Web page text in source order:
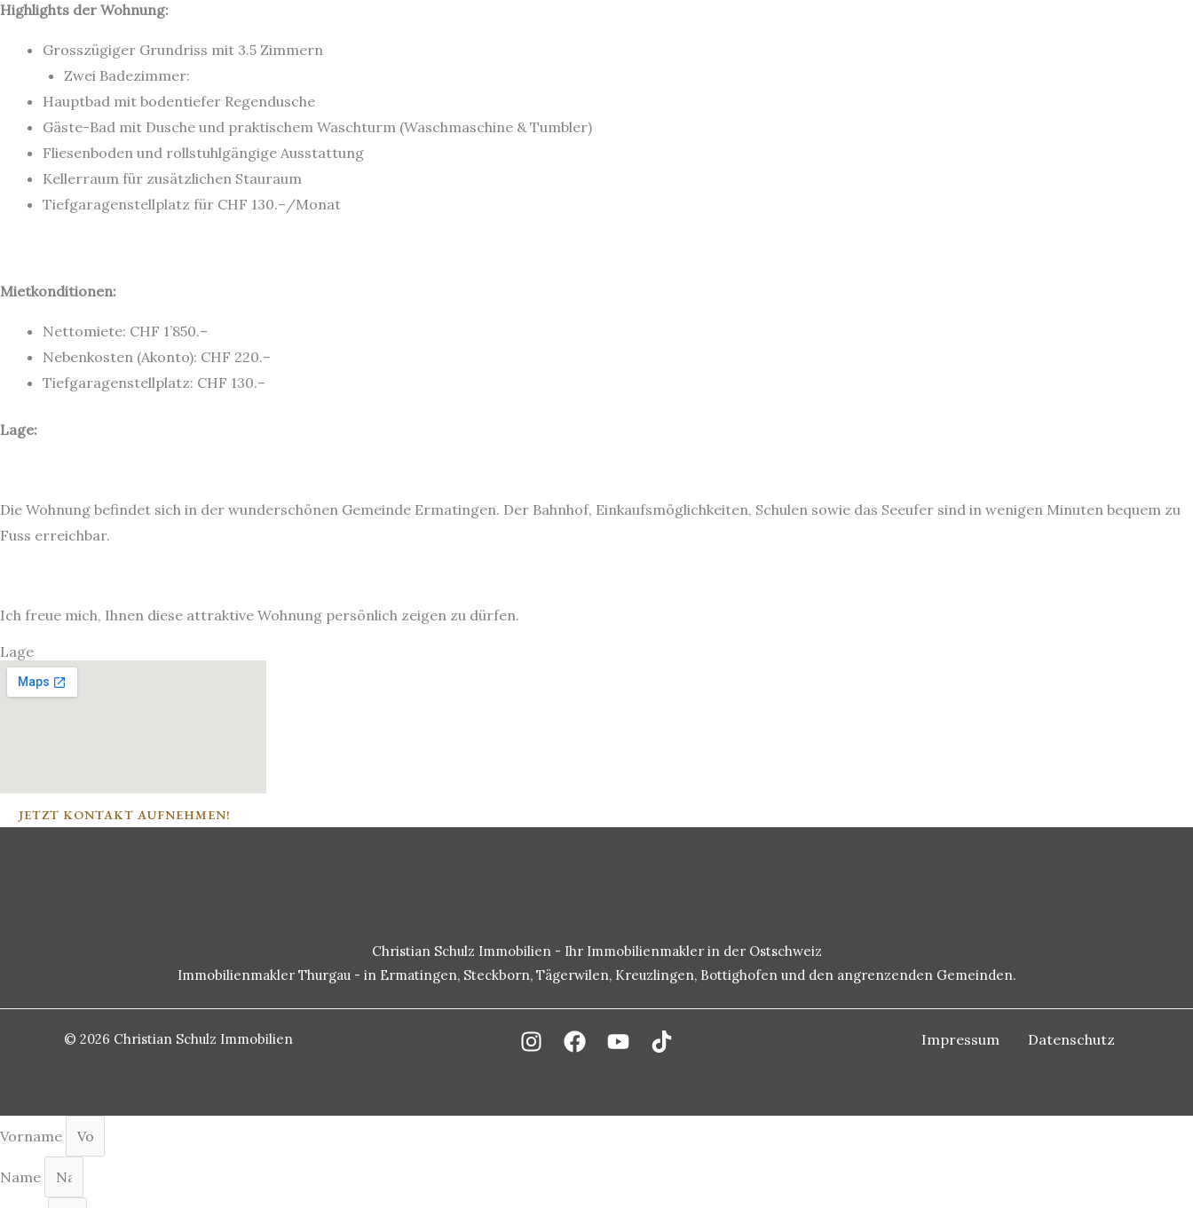
Highlights der Wohnung:
Grosszügiger Grundriss mit 3.5 Zimmern
Zwei Badezimmer:
Hauptbad mit bodentiefer Regendusche
Gäste-Bad mit Dusche und praktischem Waschturm (Waschmaschine & Tumbler)
Fliesenboden und rollstuhlgängige Ausstattung
Kellerraum für zusätzlichen Stauraum
Tiefgaragenstellplatz für CHF 130.–/Monat
Mietkonditionen:
Nettomiete: CHF 1’850.–
Nebenkosten (Akonto): CHF 220.–
Tiefgaragenstellplatz: CHF 130.–
Lage:
Die Wohnung befindet sich in der wunderschönen Gemeinde Ermatingen. Der Bahnhof, Einkaufsmöglichkeiten, Schulen sowie das Seeufer sind in wenigen Minuten bequem zu
Fuss erreichbar.
Ich freue mich, Ihnen diese attraktive Wohnung persönlich zeigen zu dürfen.
Lage
JETZT KONTAKT AUFNEHMEN!
Christian Schulz Immobilien - Ihr Immobilienmakler in der Ostschweiz
Immobilienmakler Thurgau - in Ermatingen, Steckborn, Tägerwilen, Kreuzlingen, Bottighofen und den angrenzenden Gemeinden.
© 2026 Christian Schulz Immobilien Impressum Datenschutz
Vorname
Name